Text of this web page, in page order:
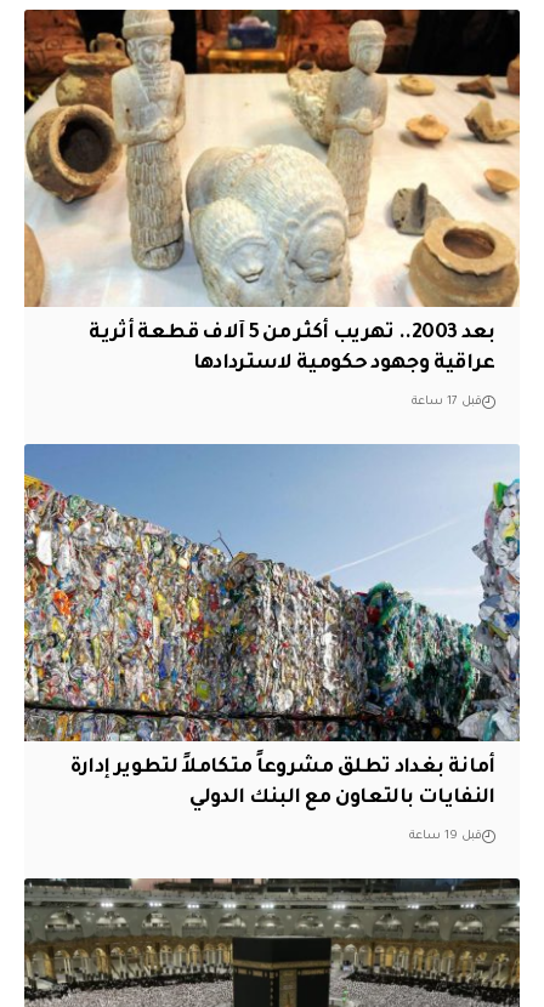
بعد 2003.. تهريب أكثر من 5 آلاف قطعة أثرية
عراقية وجهود حكومية لاستردادها
قبل 17 ساعة
أمانة بغداد تطلق مشروعاً متكاملاً لتطوير إدارة
النفايات بالتعاون مع البنك الدولي
قبل 19 ساعة